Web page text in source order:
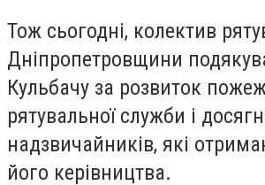
Тож сьогодні, колектив
Дніпропетровщини
Кульбачу за розвиток
рятувальної служби і
надзвичайників, які
його керівництва.